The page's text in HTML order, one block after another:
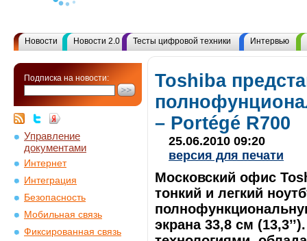
Новости Новости 2.0 Тесты цифровой техники Интервью
Подписка на новости:
Управление
документами
Интернет
Интеграция
Безопасность
Мобильная связь
Фиксированная связь
Toshiba
– Portégé R700
25.06.2010 09:20
версия для печати
Московский офис
тонкий и легкий
экрана 33,8 см